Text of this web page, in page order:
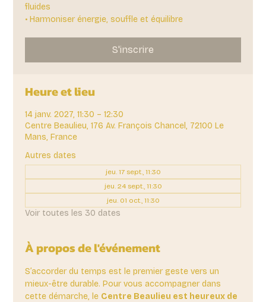
fluides
• Harmoniser énergie, souffle et équilibre
S'inscrire
Heure et lieu
14 janv. 2027, 11:30 – 12:30
Centre Beaulieu, 176 Av. François Chancel, 72100 Le
Mans, France
Autres dates
jeu. 17 sept., 11:30
jeu. 24 sept., 11:30
jeu. 01 oct., 11:30
Voir toutes les 30 dates
À propos de l'événement
S’accorder du temps est le premier geste vers un
mieux-être durable. Pour vous accompagner dans
cette démarche, le Centre Beaulieu est heureux de